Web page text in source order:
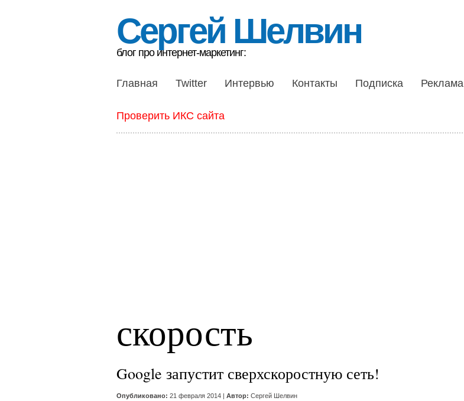
Сергей Шелвин
блог про интернет-маркетинг:
Главная Twitter Интервью Контакты Подписка Реклама
Проверить ИКС сайта
скорость
Google запустит сверхскоростную сеть!
Опубликовано: 21 февраля 2014 | Автор: Сергей Шелвин